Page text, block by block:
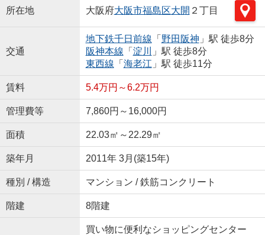
所在地 大阪府大阪市福島区大開 ２丁目
交通
地下鉄千日前線 「 野田阪神 」駅 徒歩8分
阪神本線 「 淀川
」駅 徒歩8分
東西線 「 海老江 」駅 徒歩11分
賃料 5.4万円～6.2万円
管理費等 7,860円～16,000円
面積 22.03㎡～22.29㎡
築年月 2011年 3月(築15年)
種別 / 構造 マンション / 鉄筋コンクリート
階建 8階建
買い物に便利なショッピングセンター